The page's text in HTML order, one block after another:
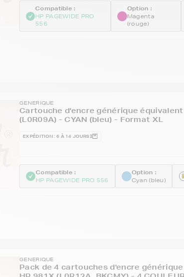
Compatible :
HP PAGEWIDE PRO
556
Option :
Magenta
(rouge)
GENERIQUE
Cartouche d'encre générique équivalent
(L0R09A) - CYAN (bleu) - Format XL
EXPÉDITION : 6 À 14 JOURS
Compatible :
HP PAGEWIDE PRO 556
Option :
Cyan (bleu)
GENERIQUE
Pack de 4 cartouches d'encre